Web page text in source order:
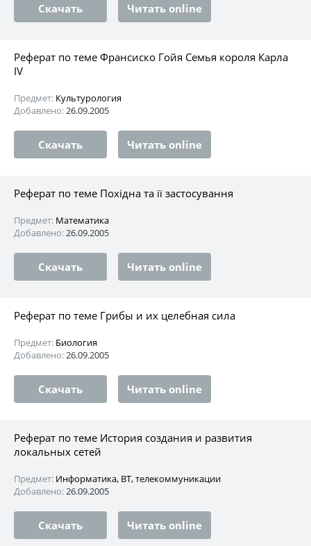
Скачать Читать online
Реферат по теме Франсиско Гойя Семья короля Карла
IV
Предмет: Культурология
Добавлено:26.09.2005
Скачать Читать online
Реферат по теме Похідна та її застосування
Предмет: Математика
Добавлено:26.09.2005
Скачать Читать online
Реферат по теме Грибы и их целебная сила
Предмет: Биология
Добавлено:26.09.2005
Скачать Читать online
Реферат по теме История создания и развития
локальных сетей
Предмет: Информатика, ВТ, телекоммуникации
Добавлено:26.09.2005
Скачать Читать online